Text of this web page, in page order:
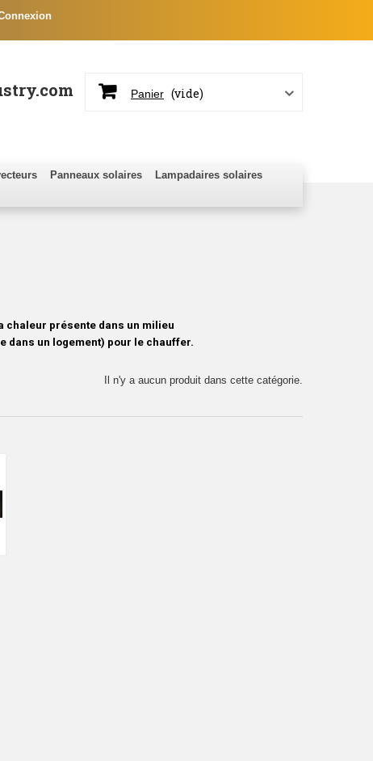
Panier (vide)
Panneaux solaires
Lampadaires solaires
chaleur présente dans un milieu
dans un logement) pour le chauffer.
Il n'y a aucun produit dans cette catégorie.